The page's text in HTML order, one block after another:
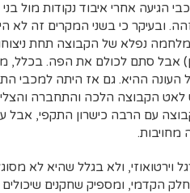
הגיעה אחרי איבוד נקודות מול
ובעיקר כי בשני המקרים זה לא
מלחמה נפלא של הקבוצה תחת
אבל סתם לכולם את הפה. בכלל,
העונה ההיא. גם אז היתה למכבי
הקבוצה הלכה והתחברה
עם הרבה כישרון התקפי, אבל
ולא בגלל שהיא לא
הקדמי, ומספיק שחקנים